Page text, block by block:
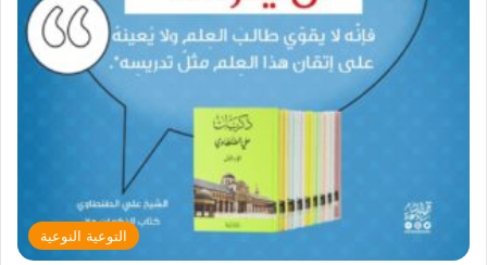
التوعية النوعية